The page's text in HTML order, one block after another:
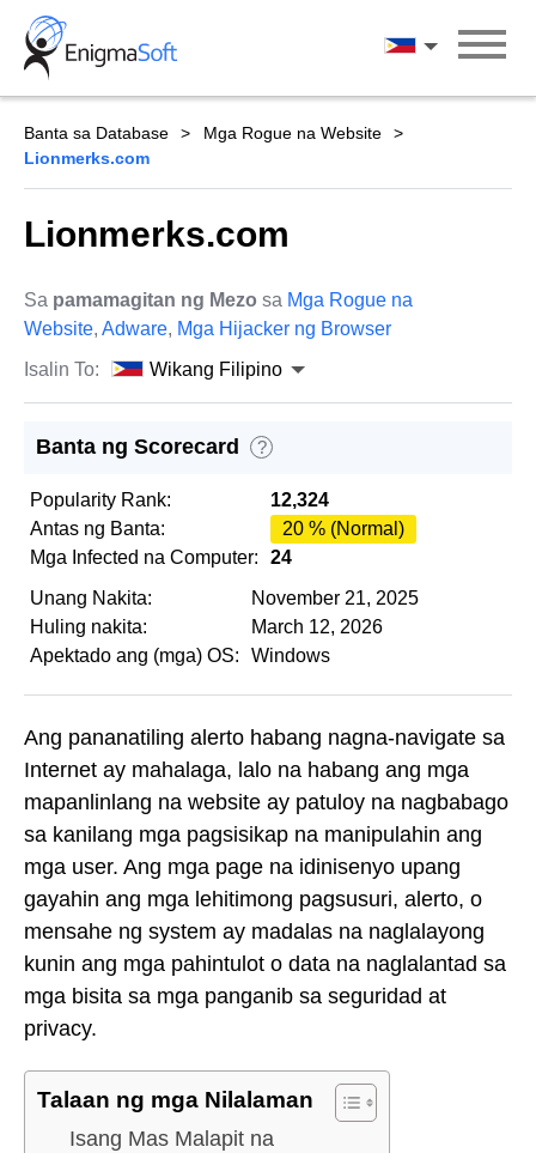
Skip
content
Wikang Filipino
Banta sa Database
Mga Rogue na Website
Lionmerks.com
Lionmerks.com
Sa pamamagitan ng Mezo sa Mga Rogue na
Website, Adware, Mga Hijacker ng Browser
Isalin To:
Wikang Filipino
Banta ng Scorecard ?
Popularity Rank:
12,324
Antas ng Banta:
20 % (Normal)
Mga Infected na Computer:
24
Unang Nakita:
November 21, 2025
Huling nakita:
March 12, 2026
Apektado ang (mga) OS:
Windows
Ang pananatiling alerto habang nagna-navigate sa
Internet ay mahalaga, lalo na habang ang mga
mapanlinlang na website ay patuloy na nagbabago
sa kanilang mga pagsisikap na manipulahin ang
mga user. Ang mga page na idinisenyo upang
gayahin ang mga lehitimong pagsusuri, alerto, o
mensahe ng system ay madalas na naglalayong
kunin ang mga pahintulot o data na naglalantad sa
mga bisita sa mga panganib sa seguridad at
privacy.
Talaan ng mga Nilalaman
Isang Mas Malapit na